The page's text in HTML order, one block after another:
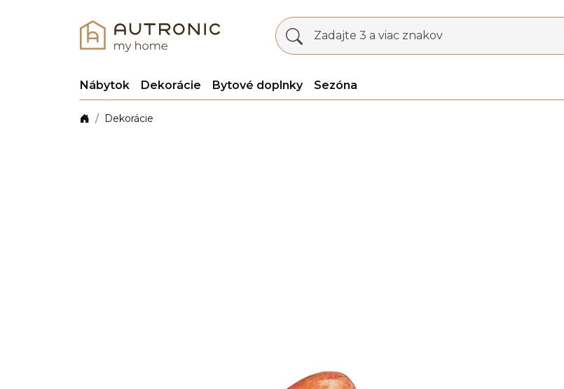
Zadajte 3 a viac znakov
Nábytok Dekorácie Bytové doplnky Sezóna
Dekorácie